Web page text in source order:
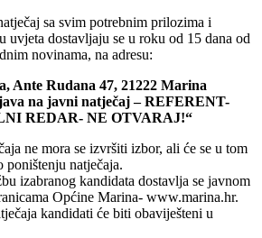
sa svim potrebnim prilozima i
uvjeta dostavljaju se u roku od 15 dana od
novinama, na adresu:
Ante Rudana 47, 21222 Marina
na javni natječaj – REFERENT-
REDAR- NE OTVARAJ!“
ne mora se izvršiti izbor, ali će se u tom
natječaja.
izabranog kandidata dostavlja se javnom
Općine Marina- www.marina.hr.
kandidati će biti obaviješteni u